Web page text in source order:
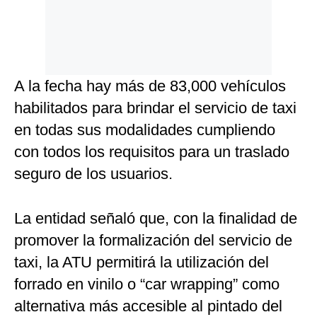
A la fecha hay más de 83,000 vehículos
habilitados para brindar el servicio de taxi
en todas sus modalidades cumpliendo
con todos los requisitos para un traslado
seguro de los usuarios.
La entidad señaló que, con la finalidad de
promover la formalización del servicio de
taxi, la ATU permitirá la utilización del
forrado en vinilo o “car wrapping” como
alternativa más accesible al pintado del